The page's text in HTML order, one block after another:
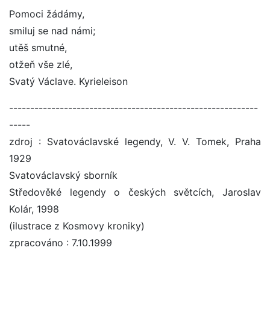
Pomoci žádámy,
smiluj se nad námi;
utěš smutné,
otžeň vše zlé,
Svatý Václave. Kyrieleison
-----------------------------------------------------------
-----
zdroj : Svatováclavské legendy, V. V. Tomek, Praha
1929
Svatováclavský sborník
Středověké legendy o českých světcích, Jaroslav
Kolár, 1998
(ilustrace z Kosmovy kroniky)
zpracováno : 7.10.1999